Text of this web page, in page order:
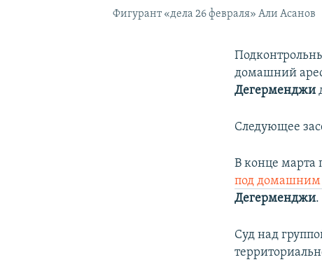
Фигурант «дела 26 февраля» Али Асанов
домашний
Дегерменджи
Следующее
В конце
под домашним
Дегерменджи.
Суд над